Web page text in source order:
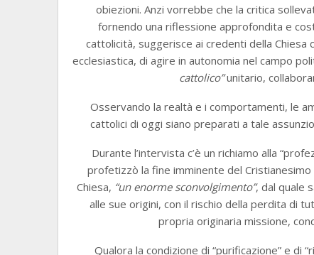
obiezioni. Anzi vorrebbe che la critica
fornendo una riflessione approfondita e
cattolicità, suggerisce ai credenti della
ecclesiastica, di agire in autonomia nel campo
cattolico”unitario,
Osservando la realtà e i comportamenti, le
cattolici di oggi siano preparati a tale
Durante l’intervista c’è un richiamo alla
profetizzò la fine imminente del
Chiesa, “un enorme sconvolgimento”, dal quale
alle sue origini, con il rischio della perdita di
propria originaria missione,
Qualora la condizione di “purificazione” e di